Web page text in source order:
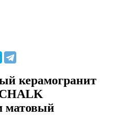
керамогранит
матовый